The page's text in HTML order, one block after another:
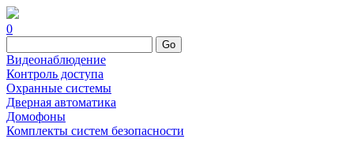
0
Go
Видеонаблюдение
Контроль доступа
Охранные системы
Дверная автоматика
Домофоны
Комплекты систем безопасности